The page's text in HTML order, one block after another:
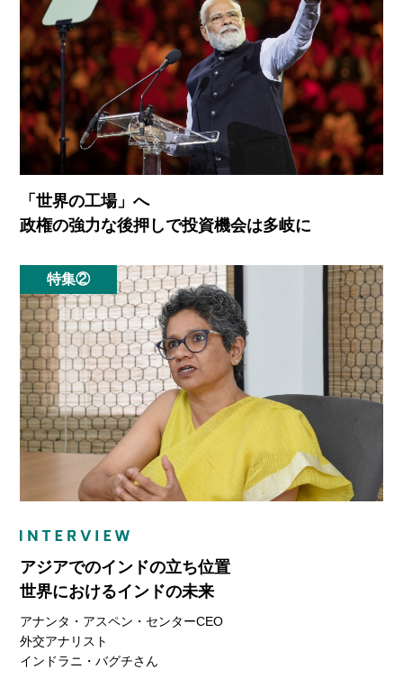
「世界の工場」へ
政権の強力な後押しで投資機会は多岐に
特集②
アジアでのインドの立ち位置
世界におけるインドの未来
アナンタ・アスペン・センターCEO
外交アナリスト
インドラニ・バグチさん